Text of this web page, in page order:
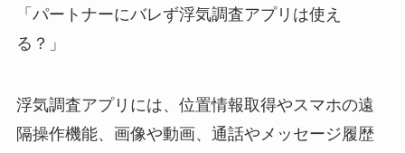
「パートナーにバレず浮気調査アプリは使え
る？」
浮気調査アプリには、位置情報取得やスマホの遠
隔操作機能、画像や動画、通話やメッセージ履歴